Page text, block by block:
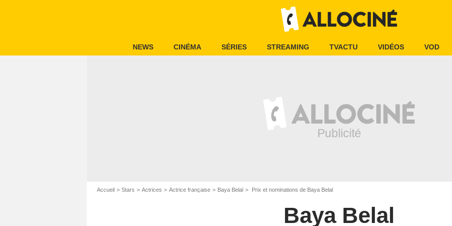
NEWS CINÉMA SÉRIES STREAMING TVACTU VIDÉOS VOD
Accueil Stars Actrices Actrice française Baya Belal Prix et nominations de Baya Belal
Baya Belal